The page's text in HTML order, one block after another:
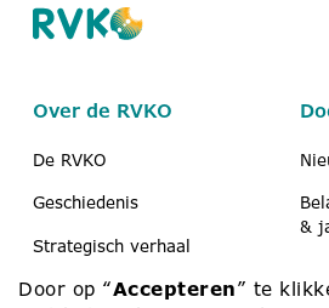
Over de RVKO
De RVKO
Geschiedenis
Strategisch verhaal
Scholen & peuteropvang
&
Door op “Accepteren” te